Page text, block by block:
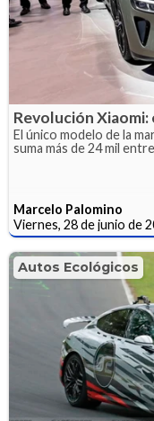
Revolución Xiaomi:
El único modelo de la
suma más de 24 mil
Marcelo Palomino
Viernes, 28 de junio de
Autos Ecológicos